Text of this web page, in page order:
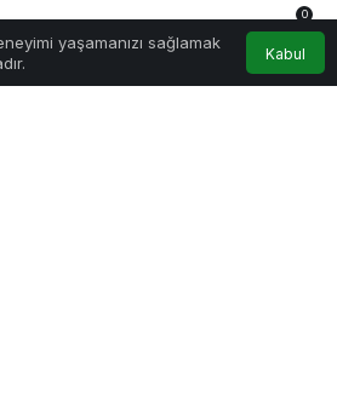
yaşamanızı sağlamak
Kabul
Hesabım Bildirimler
0